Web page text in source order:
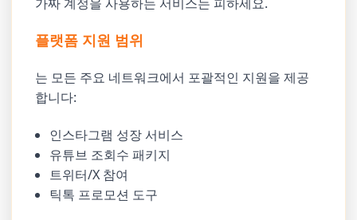
플랫폼 지원 범위
는 모든 주요 네트워크에서 포괄적인 지원을 제공
합니다:
인스타그램 성장 서비스
유튜브 조회수 패키지
트위터/X 참여
틱톡 프로모션 도구